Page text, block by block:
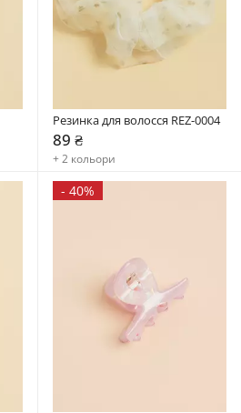
Резинка для волосся REZ-0004
89 ₴
+ 2 кольори
- 40%